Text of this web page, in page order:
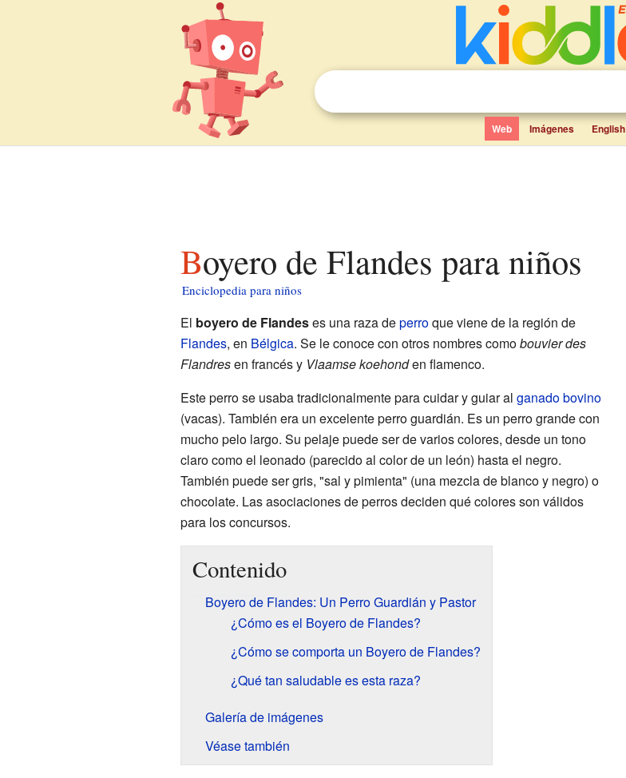
Web Imágenes English
Boyero de Flandes para niños
Enciclopedia para niños
El boyero de Flandeses una raza deperroque viene de la región de
Flandes, en Bélgica. Se le conoce con otros nombres comobouvier des
Flandresen francés y Vlaamse koehonden flamenco.
Este perro se usaba tradicionalmente para cuidar y guiar al ganado bovino
(vacas). También era un excelente perro guardián. Es un perro grande con
mucho pelo largo. Su pelaje puede ser de varios colores, desde un tono
claro como el leonado (parecido al color de un león) hasta el negro.
También puede ser gris, "sal y pimienta" (una mezcla de blanco y negro) o
chocolate. Las asociaciones de perros deciden qué colores son válidos
para los concursos.
Contenido
Boyero de Flandes: Un Perro Guardián y Pastor
¿Cómo es el Boyero de Flandes?
¿Cómo se comporta un Boyero de Flandes?
¿Qué tan saludable es esta raza?
Galería de imágenes
Véase también